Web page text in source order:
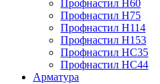
Профнастил Н60
Профнастил Н75
Профнастил Н114
Профнастил Н153
Профнастил НС35
Профнастил НС44
Арматура